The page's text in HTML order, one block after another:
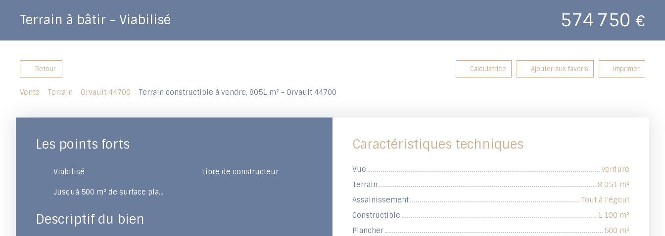
Terrain à bâtir - Viabilisé 574 750 €
Retour Calculatrice Ajouter aux favoris Imprimer
Vente Terrain Orvault 44700 Terrain constructible à vendre, 8051 m² - Orvault 44700
Les points forts
Viabilisé Libre de constructeur
Jusquà 500 m² de surface plancher
Descriptif du bien
Caractéristiques techniques
Vue
Verdure
Terrain
8 051 m²
Assainissement
Tout à l'égout
Constructible
1 190 m²
Plancher
500 m²